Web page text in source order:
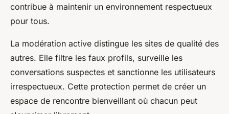
contribue à maintenir un environnement respectueux
pour tous.
La modération active distingue les sites de qualité des
autres. Elle filtre les faux profils, surveille les
conversations suspectes et sanctionne les utilisateurs
irrespectueux. Cette protection permet de créer un
espace de rencontre bienveillant où chacun peut